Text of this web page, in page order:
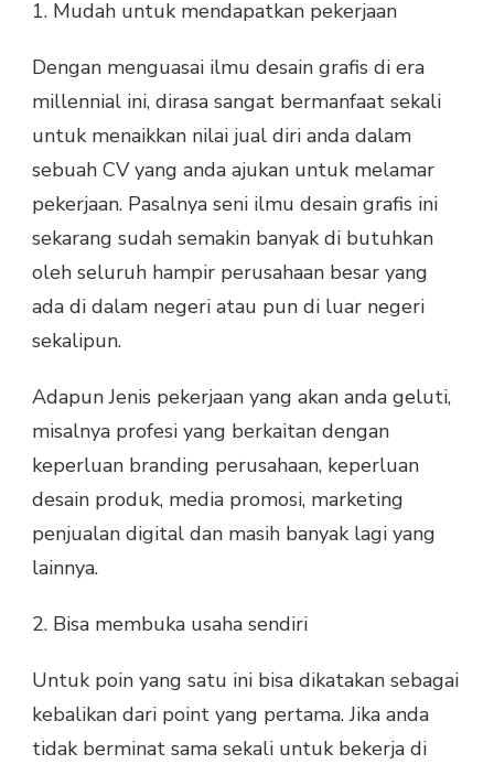
1. Mudah untuk mendapatkan pekerjaan
Dengan menguasai ilmu desain grafis di era
millennial ini, dirasa sangat bermanfaat sekali
untuk menaikkan nilai jual diri anda dalam
sebuah CV yang anda ajukan untuk melamar
pekerjaan. Pasalnya seni ilmu desain grafis ini
sekarang sudah semakin banyak di butuhkan
oleh seluruh hampir perusahaan besar yang
ada di dalam negeri atau pun di luar negeri
sekalipun.
Adapun Jenis pekerjaan yang akan anda geluti,
misalnya profesi yang berkaitan dengan
keperluan branding perusahaan, keperluan
desain produk, media promosi, marketing
penjualan digital dan masih banyak lagi yang
lainnya.
2. Bisa membuka usaha sendiri
Untuk poin yang satu ini bisa dikatakan sebagai
kebalikan dari point yang pertama. Jika anda
tidak berminat sama sekali untuk bekerja di